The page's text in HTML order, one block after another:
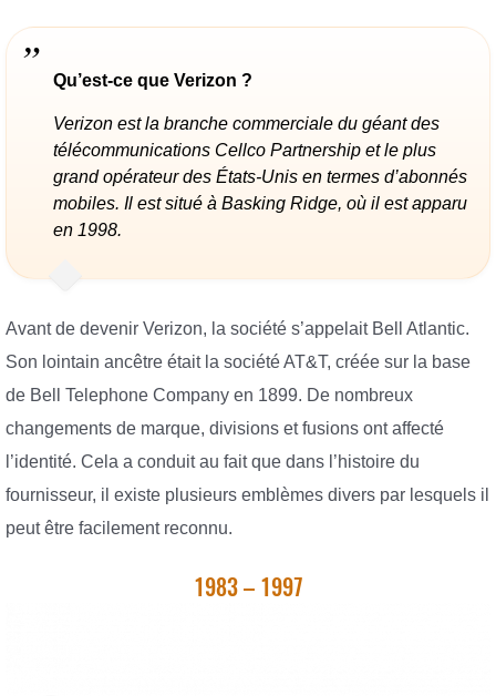
Qu’est-ce que Verizon ?
Verizon est la branche commerciale du géant des
télécommunications Cellco Partnership et le plus
grand opérateur des États-Unis en termes d’abonnés
mobiles. Il est situé à Basking Ridge, où il est apparu
en 1998.
Avant de devenir Verizon, la société s’appelait Bell Atlantic.
Son lointain ancêtre était la société AT&T, créée sur la base
de Bell Telephone Company en 1899. De nombreux
changements de marque, divisions et fusions ont affecté
l’identité. Cela a conduit au fait que dans l’histoire du
fournisseur, il existe plusieurs emblèmes divers par lesquels il
peut être facilement reconnu.
1983 – 1997